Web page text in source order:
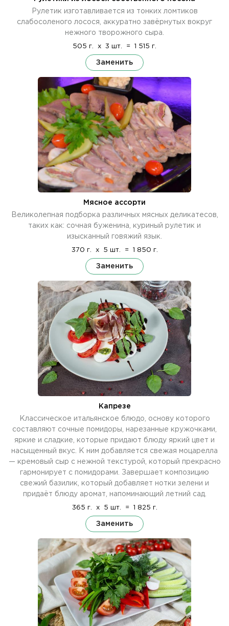
Рулетик изготавливается из тонких ломтиков
слабосоленого лосося, аккуратно завёрнутых вокруг
нежного творожного сыра.
505 г. x 3 шт. = 1 515 г.
Заменить
Мясное ассорти
Великолепная подборка различных мясных деликатесов,
таких как: сочная буженина, куриный рулетик и
изысканный говяжий язык.
370 г. x 5 шт. = 1 850 г.
Заменить
Капрезе
Классическое итальянское блюдо, основу которого
составляют сочные помидоры, нарезанные кружочками,
яркие и сладкие, которые придают блюду яркий цвет и
насыщенный вкус. К ним добавляется свежая моцарелла
— кремовый сыр с нежной текстурой, который прекрасно
гармонирует с помидорами. Завершает композицию
свежий базилик, который добавляет нотки зелени и
придаёт блюду аромат, напоминающий летний сад.
365 г. x 5 шт. = 1 825 г.
Заменить